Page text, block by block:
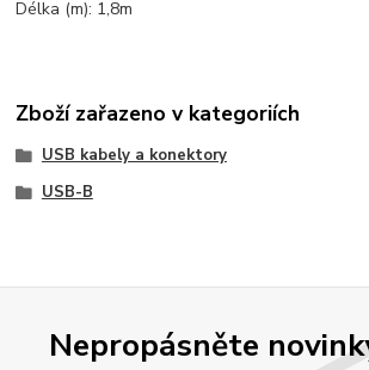
Délka (m): 1,8m
Zboží zařazeno v kategoriích
USB kabely a konektory
USB-B
Nepropásněte